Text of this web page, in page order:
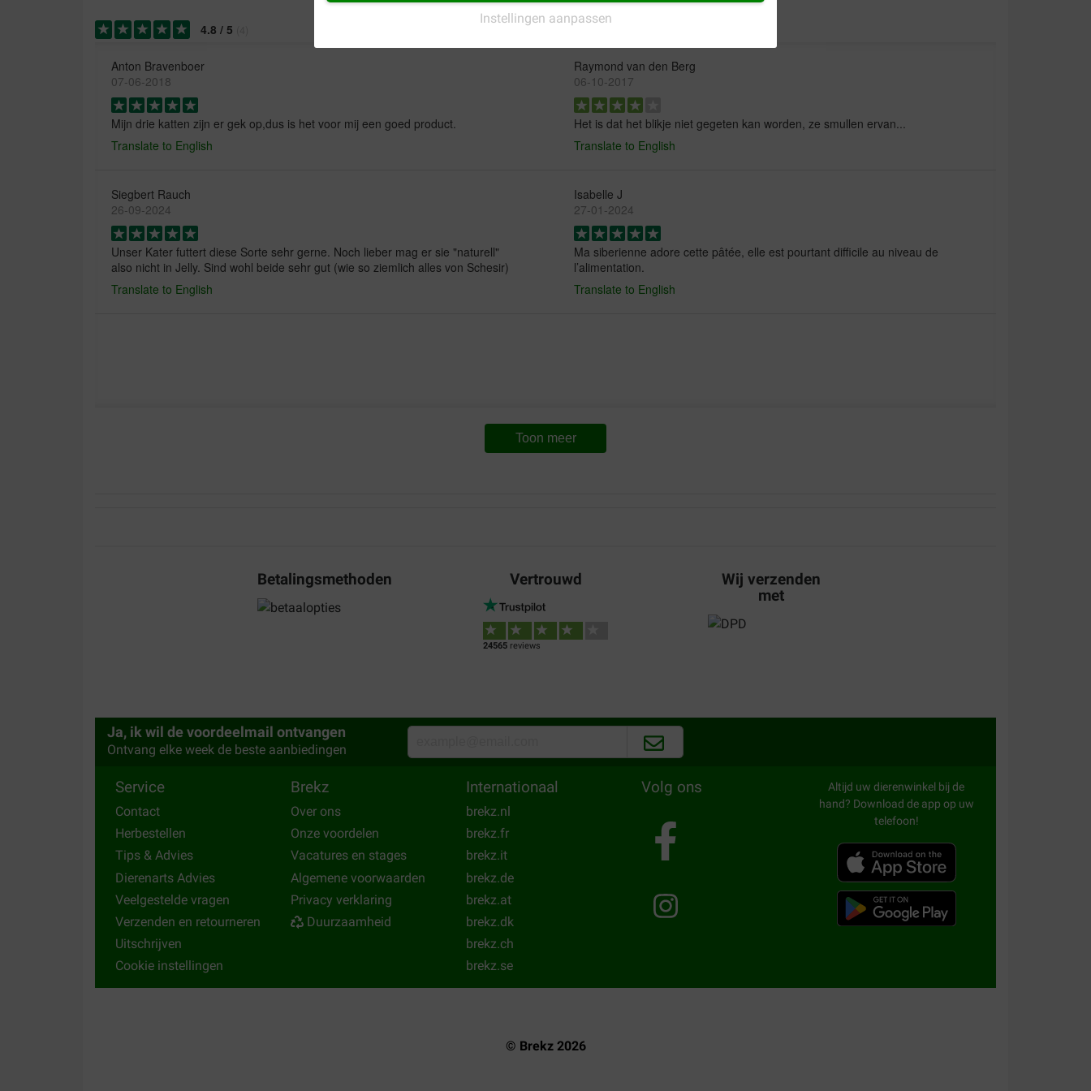
Instellingen aanpassen
4.8 / 5
Anton Bravenboer
07-06-2018
Mijn drie katten zijn er gek op,dus is het voor mij een goed product.
Translate to English
Raymond van den Berg
06-10-2017
Het is dat het blikje niet gegeten kan worden, ze smullen ervan...
Translate to English
Siegbert Rauch
26-09-2024
Unser Kater futtert diese Sorte sehr gerne. Noch lieber mag er sie "naturell"
also nicht in Jelly. Sind wohl beide sehr gut (wie so ziemlich alles von Schesir)
Translate to English
Isabelle J
27-01-2024
Ma siberienne adore cette pâtée, elle est pourtant difficile au niveau de
l’alimentation.
Translate to English
Toon meer
Betalingsmethoden Vertrouwd
24565reviews
Wij verzenden
met
Ja, ik wil de voordeelmail ontvangen
Ontvang elke week de beste aanbiedingen
Service
Contact
Herbestellen
Tips & Advies
Dierenarts Advies
Veelgestelde vragen
Verzenden en retourneren
Uitschrijven
Cookie instellingen
Brekz
Over ons
Onze voordelen
Vacatures en stages
Algemene voorwaarden
Privacy verklaring
Duurzaamheid
Internationaal
brekz.nl
brekz.fr
brekz.it
brekz.de
brekz.at
brekz.dk
brekz.ch
brekz.se
Volg ons
Altijd uw dierenwinkel bij de
hand? Download de app op uw
telefoon!
© Brekz 2026